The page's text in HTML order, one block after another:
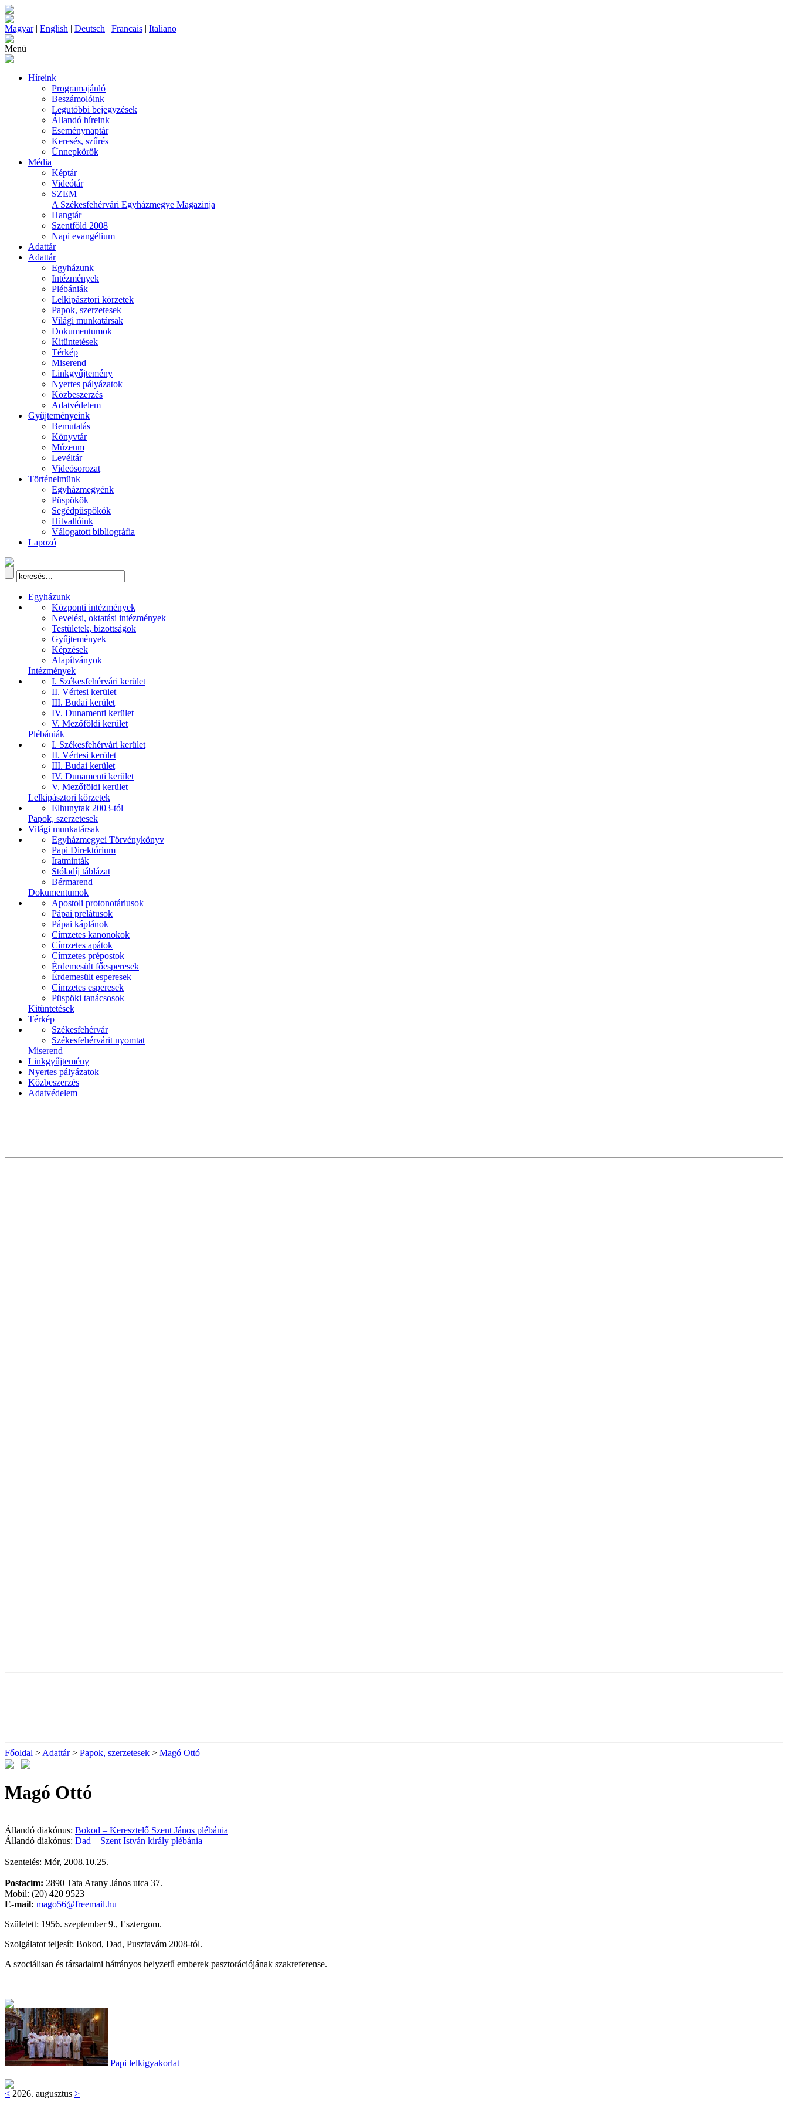
Magyar| English | Deutsch | Francais | Italiano
Menü
Híreink
Programajánló
Beszámolóink
Legutóbbi bejegyzések
Állandó híreink
Eseménynaptár
Keresés, szűrés
Ünnepkörök
Média
Képtár
Videótár
SZEM
A Székesfehérvári Egyházmegye Magazinja
Hangtár
Szentföld 2008
Napi evangélium
Adattár
Adattár
Egyházunk
Intézmények
Plébániák
Lelkipásztori körzetek
Papok, szerzetesek
Világi munkatársak
Dokumentumok
Kitüntetések
Térkép
Miserend
Linkgyűjtemény
Nyertes pályázatok
Közbeszerzés
Adatvédelem
Gyűjteményeink
Bemutatás
Könyvtár
Múzeum
Levéltár
Videósorozat
Történelmünk
Egyházmegyénk
Püspökök
Segédpüspökök
Hitvallóink
Válogatott bibliográfia
Lapozó
Egyházunk
Központi intézmények
Nevelési, oktatási intézmények
Testületek, bizottságok
Gyűjtemények
Képzések
Alapítványok
Intézmények
I. Székesfehérvári kerület
II. Vértesi kerület
III. Budai kerület
IV. Dunamenti kerület
V. Mezőföldi kerület
Plébániák
I. Székesfehérvári kerület
II. Vértesi kerület
III. Budai kerület
IV. Dunamenti kerület
V. Mezőföldi kerület
Lelkipásztori körzetek
Elhunytak 2003-tól
Papok, szerzetesek
Világi munkatársak
Egyházmegyei Törvénykönyv
Papi Direktórium
Iratminták
Stóladíj táblázat
Bérmarend
Dokumentumok
Apostoli protonotáriusok
Pápai prelátusok
Pápai káplánok
Címzetes kanonokok
Címzetes apátok
Címzetes prépostok
Érdemesült főesperesek
Érdemesült esperesek
Címzetes esperesek
Püspöki tanácsosok
Kitüntetések
Térkép
Székesfehérvár
Székesfehérvárit nyomtat
Miserend
Linkgyűjtemény
Nyertes pályázatok
Közbeszerzés
Adatvédelem
Főoldal > Adattár> Papok, szerzetesek > Magó Ottó
Magó Ottó
Állandó diakónus: Bokod – Keresztelő Szent János plébánia
Állandó diakónus: Dad – Szent István király plébánia
Szentelés: Mór, 2008.10.25.
Postacím: 2890 Tata Arany János utca 37.
Mobil: (20) 420 9523
E-mail: mago56@freemail.hu
Született: 1956. szeptember 9., Esztergom.
Szolgálatot teljesít: Bokod, Dad, Pusztavám 2008-tól.
A szociálisan és társadalmi hátrányos helyzetű emberek pasztorációjának szakreferense.
Papi lelkigyakorlat
< 2026. augusztus >